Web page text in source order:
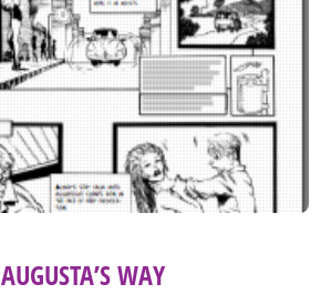
AUGUSTA’S WAY